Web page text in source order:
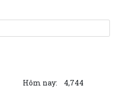
hồ sơ đăng ký đất đai, cấp Giấy
hồ sơ đăng ký đất đai, cấp giấy
Hôm nay:
4,744